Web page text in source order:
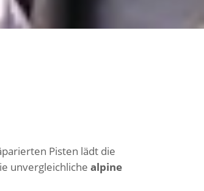
Pisten lädt die
unvergleichliche alpine